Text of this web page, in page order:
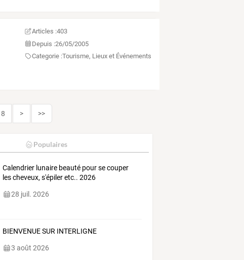
Articles :403
Depuis :26/05/2005
Categorie :Tourisme, Lieux et Événements
8 > >>
Populaires
Calendrier lunaire beauté pour se couper
les cheveux, s'épiler etc.. 2026
28 juil. 2026
BIENVENUE SUR INTERLIGNE
3 août 2026